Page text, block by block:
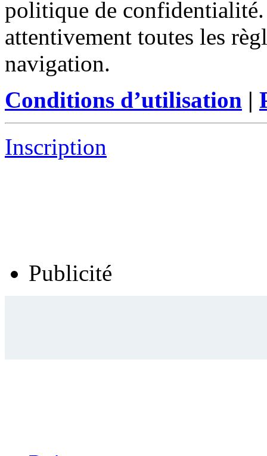
politique de
attentivement toutes les
navigation.
Conditions d’utilisation |
Inscription
Publicité